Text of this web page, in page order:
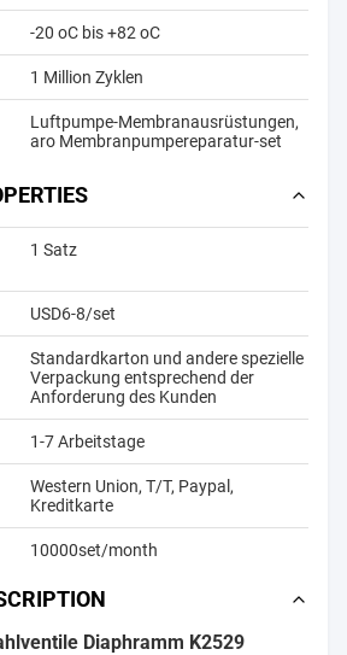
-20 oC bis +82 oC
1 Million Zyklen
Luftpumpe-Membranausrüstungen,
aro Membranpumpereparatur-set
1 Satz
USD6-8/set
Standardkarton und andere spezielle
Verpackung entsprechend der
Anforderung des Kunden
1-7 Arbeitstage
Western Union, T/T, Paypal,
Kreditkarte
10000set/month
Diaphramm K2529